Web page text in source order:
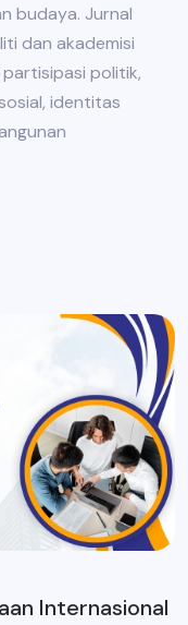
budaya. Jurnal
dan akademisi
politik,
identitas
Internasional